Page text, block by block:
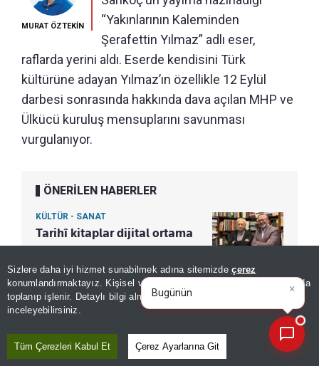
Sizlere daha iyi hizmet sunabilmek adına sitemizdeçerez
konumlandırmaktayız. Kişisel verileriniz, KVKK ve GDPR kapsamında
toplanıp işlenir. Detaylı bilgi almak içinAydınlatma Metnimizi
inceleyebilirsiniz.
Tüm Çerezleri Kabul Et Çerez Ayarlarına Git
MURAT ÖZTEKİN
“Yakınlarının Kaleminden
Şerafettin Yılmaz” adlı eser,
raflarda yerini aldı. Eserde kendisini Türk
kültürüne adayan Yılmaz’ın özellikle 12 Eylül
darbesi sonrasında hakkında dava açılan MHP ve
Ülkücü kuruluş mensuplarını savunması
vurgulanıyor.
ÖNERİLEN HABERLER
KÜLTÜR - SANAT
Tarihî kitaplar dijital ortama
yazma eserlerini TÜYEK’e
bağışladı
Eserin başında Sarıkoç’un Yılmaz’la yaptığı geniş
bir mülakata yer veriliyor. Böylece idealist
×
Bugünün öne çıkan manşetleri
ve gelişmeleri neler